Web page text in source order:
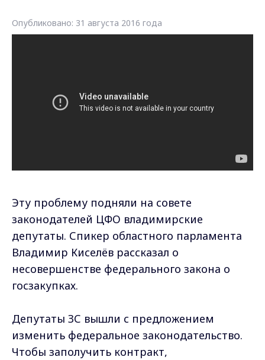
Опубликовано: 31 августа 2016 года
Эту проблему подняли на совете
законодателей ЦФО владимирские
депутаты. Спикер областного парламента
Владимир Киселёв рассказал о
несовершенстве федерального закона о
госзакупках.
Депутаты ЗС вышли с предложением
изменить федеральное законодательство.
Чтобы заполучить контракт,